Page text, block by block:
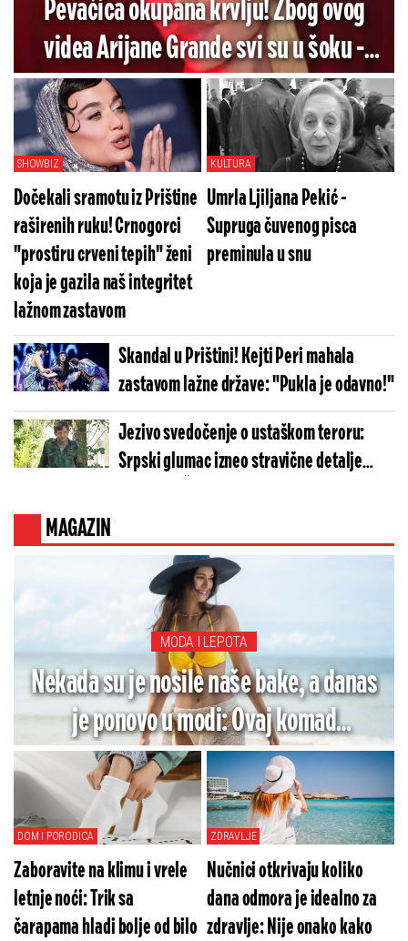
Pevačica okupana krvlju! Zbog ovog
videa Arijane Grande svi su u šoku -
Pogledajte koliko je jezivo (VIDEO)
SHOWBIZ
Dočekali sramotu iz Prištine
raširenih ruku! Crnogorci
"prostiru crveni tepih" ženi
koja je gazila naš integritet
lažnom zastavom
KULTURA
Umrla Ljiljana Pekić -
Supruga čuvenog pisca
preminula u snu
Skandal u Prištini! Kejti Peri mahala
zastavom lažne države: "Pukla je odavno!"
Jezivo svedočenje o ustaškom teroru:
Srpski glumac izneo stravične detalje
MAGAZIN
MODA I LEPOTA
Nekada su je nosile naše bake, a danas
je ponovo u modi: Ovaj komad
garderobe je hit leta
DOM I PORODICA
Zaboravite na klimu i vrele
letnje noći: Trik sa
čarapama hladi bolje od bilo
ZDRAVLJE
Nučnici otkrivaju koliko
dana odmora je idealno za
zdravlje: Nije onako kako